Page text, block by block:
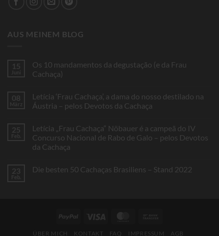
AUS MEINEM BLOG
15
Juni
Os 10 mandamentos da degustação (e da Frau
Cachaça)
zu
Os
10
degustação
(e
da
Frau
08
März
Letícia ‘Frau Cachaça’, a dama do nosso destilado na
Áustria – pelos Devotos da Cachaça
zu
Letícia
‘Frau
Cachaça’,
do
nosso
25
Feb.
Letícia „Frau Cachaça“ Nöbauer é a campeã do IV
Concurso Nacional de Rabo de Galo – pelos Devotos
da Cachaça
zu
Concurso
23
Feb.
Die besten 50 Cachaças Brasiliens – Stand 2022
PayPal Visa MasterCard
ÜBER MICH KONTAKT FAQ IMPRESSUM AGB